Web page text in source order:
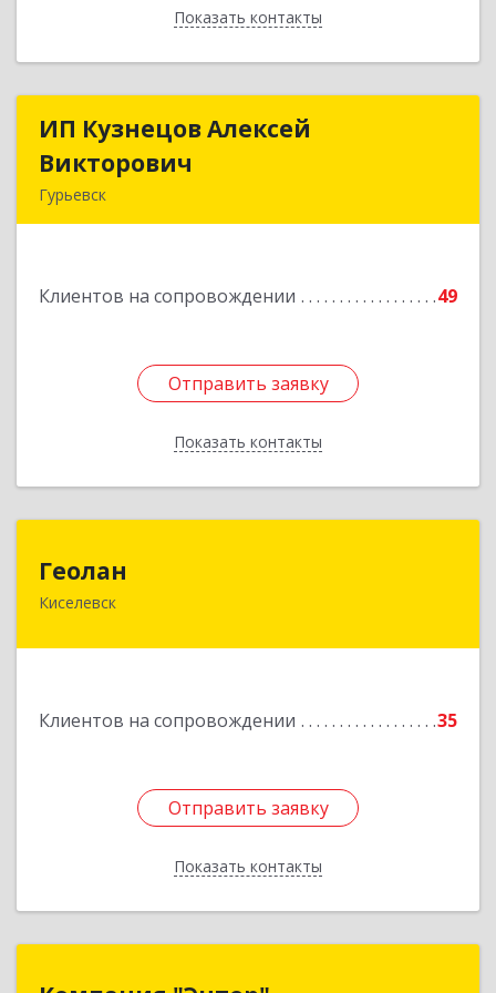
Показать контакты
Назад
ИП Кузнецов Алексей
Викторович
Гурьевск
Клиентов на сопровождении 49
Отправить заявку
Показать контакты
ИП Кузнецов Алексей
Подробнее
Отправить заявку
Назад
Геолан
Киселевск
Клиентов на сопровождении 35
Отправить заявку
Показать контакты
Отправить заявку
Назад